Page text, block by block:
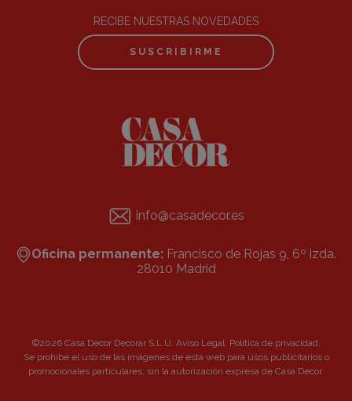
RECIBE NUESTRAS NOVEDADES
SUSCRIBIRME
info@casadecor.es
Oficina permanente: Francisco de Rojas 9, 6º izda.
28010 Madrid
©2026 Casa Decor Decorar S.L.U. Aviso Legal. Política de privacidad.
Se prohibe el uso de las imágenes de esta web para usos publicitarios o
promocionales particulares, sin la autorización expresa de Casa Decor.